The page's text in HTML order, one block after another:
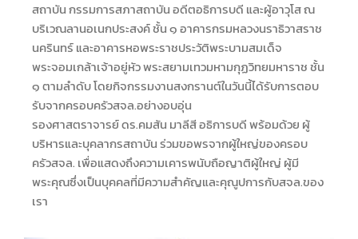
สถาบัน กรรมการสภาสถาบัน อดีตอธิการบดี และผู้อาวุโส ณ
บริเวณลานอเนกประสงค์ ชั้น ๑ อาคารกรมหลวงนราธิวาสราช
นครินทร์ และอาคารหอพระราชประวัติพระบามสมเด็จ
พระจอมเกล้าเจ้าอยู่หัว พระสยามเทวมหามกุฏวิทยมหาราช ชั้น
๑ ตามลำดับ โดยกิจกรรมงานสงกรานต์ในวันนี้ได้รับการตอบ
รับจากครอบครัวสจล.อย่างอบอุ่น
รองศาสตราจารย์ ดร.คมสัน มาลีสี อธิการบดี พร้อมด้วย ผู้
บริหารและบุคลากรสถาบัน ร่วมขอพรจากผู้ใหญ่ของครอบ
ครัวสจล. เพื่อแสดงถึงความเคารพนับถือญาติผู้ใหญ่ ผู้มี
พระคุณซึ่งเป็นบุคคลที่มีความสำคัญและคุณูปการกับสจล.ของ
เรา